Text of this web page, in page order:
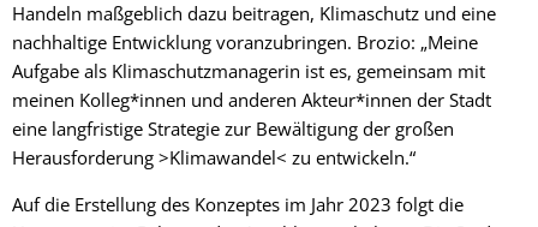
Handeln maßgeblich dazu beitragen, Klimaschutz und eine
nachhaltige Entwicklung voranzubringen. Brozio: „Meine
Aufgabe als Klimaschutzmanagerin ist es, gemeinsam mit
meinen Kolleg*innen und anderen Akteur*innen der Stadt
eine langfristige Strategie zur Bewältigung der großen
Herausforderung >Klimawandel< zu entwickeln.“
Auf die Erstellung des Konzeptes im Jahr 2023 folgt die